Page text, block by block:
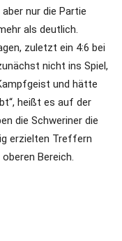
nur die Partie
als deutlich.
zuletzt ein 4:6 bei
nicht ins Spiel,
und hätte
heißt es auf der
die Schweriner die
erzielten Treffern
Bereich.